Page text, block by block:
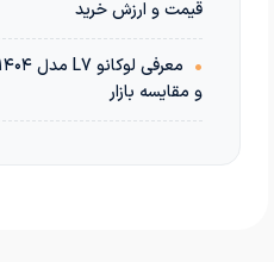
قیمت و ارزش خرید
•
و مقایسه بازار